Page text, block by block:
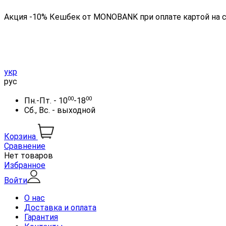
Акция -10% Кешбек от MONOBANK при оплате картой на
укр
рус
Пн.-Пт. - 1000-1800
Сб., Вс. - выходной
Корзина
Сравнение
Нет товаров
Избранное
Войти
О нас
Доставка и оплата
Гарантия